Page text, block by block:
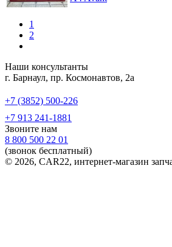
1
2
Наши консультанты
г. Барнаул, пр. Космонавтов, 2а
+7 (3852) 500-226
+7 913 241-1881
Звоните нам
8 800 500 22 01
(звонок бесплатный)
© 2026, CAR22, интернет-магазин